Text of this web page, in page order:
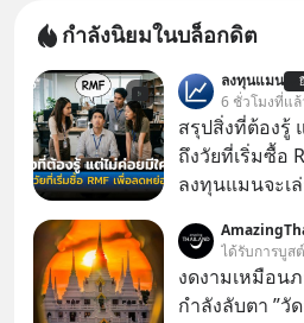
กำลังนิยมในบล็อกดิต
ลงทุนแมน
6 ชั่วโมงที่แล้
สรุปสิ่งที่ต้องรู้
ถึงวัยที่เริ่มซื้อ
ลงทุนแมนจะเ
ภาษี หลายคนมักได้รับคำแนะนำให้
ลงทุนใน RMF
หย่อนภาษีได้แ
ได้รับการบูสต์
งดงามเหมือน
กำลังลับตา ”วั